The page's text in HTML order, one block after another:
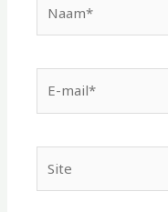
mail*